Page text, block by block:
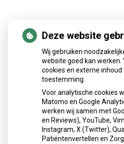
Patiëntenomgeving
Herhaalrecepten
Deze website
Wij gebruiken
website goed kan werken.
cookies en externe inhoud
toestemming.
Voor analytische cookies
Matomo en Google
werken wij samen met
en Reviews), YouTube,
Instagram, X (Twitter),
Patiëntenvertellen en